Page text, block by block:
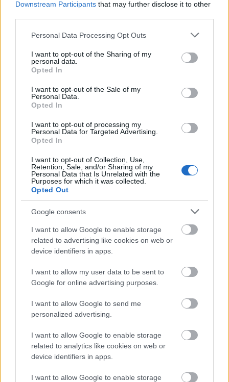
Downstream Participants that may further disclose it to other
Please note that this website/app uses one or more Google
not limited to your visit or usage behaviour. You may click to
grant or deny consent to Google and its third-party tags to
use your data for below specified purposes in below Google
consent section.
Personal Data Processing Opt Outs
I want to opt-out of the Sharing of my
personal data.
Opted In
I want to opt-out of the Sale of my
Personal Data.
Opted In
I want to opt-out of processing my
Personal Data for Targeted Advertising.
Opted In
I want to opt-out of Collection, Use,
Retention, Sale, and/or Sharing of my
Personal Data that Is Unrelated with the
Purposes for which it was collected.
Opted Out
Google consents
I want to allow Google to enable storage
related to advertising like cookies on web or
device identifiers in apps.
I want to allow my user data to be sent to
Google for online advertising purposes.
I want to allow Google to send me
personalized advertising.
I want to allow Google to enable storage
related to analytics like cookies on web or
device identifiers in apps.
I want to allow Google to enable storage
Το άθλημα της μακροζωίας: Χαρίζει έως και 5
επιπλέον χρόνια ζωής
Η Apple αποφασίζει ποιος μένει και ποιος φεύγει και